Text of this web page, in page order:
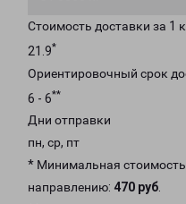
Стоимость доставки за 1
21.9*
Ориентировочный срок
6 - 6**
Дни отправки
пн, ср, пт
* Минимальная
направлению: 470 руб.